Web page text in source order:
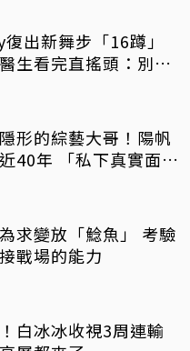
出新舞步「16蹲」
生看完直搖頭：別亂
形的綜藝大哥！陽帆
40年 「私下真實面」
求變放「鯰魚」 考驗
戰場的能力
白冰冰收視3周連輸